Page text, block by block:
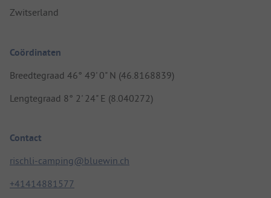
Zwitserland
Coördinaten
Breedtegraad 46° 49' 0" N (46.8168839)
Lengtegraad 8° 2' 24" E (8.040272)
Contact
rischli-camping@bluewin.ch
+41414881577